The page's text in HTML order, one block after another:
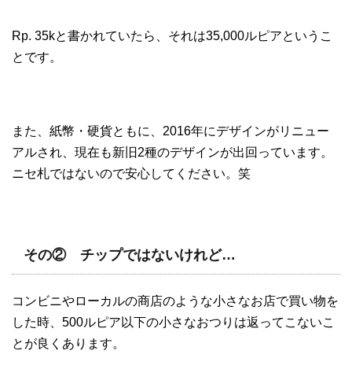
Rp. 35kと書かれていたら、それは35,000ルピアというこ
とです。
また、紙幣・硬貨ともに、2016年にデザインがリニュー
アルされ、現在も新旧2種のデザインが出回っています。
ニセ札ではないので安心してください。笑
その② チップではないけれど…
コンビニやローカルの商店のような小さなお店で買い物を
した時、500ルピア以下の小さなおつりは返ってこないこ
とが良くあります。